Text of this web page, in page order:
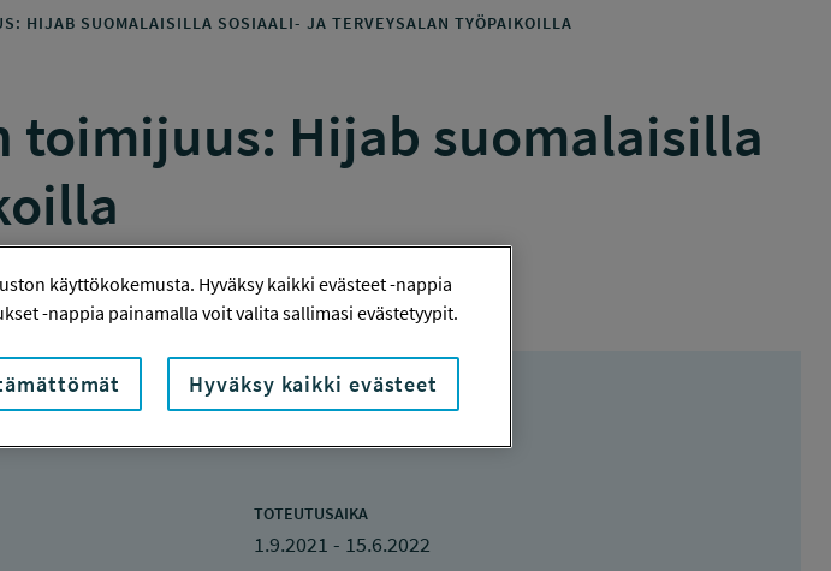
HIJAB SUOMALAISILLA SOSIAALI- JA TERVEYSALAN TYÖPAIKOILLA
Hijab suomalaisilla
TOTEUTUSAIKA
1.9.2021 - 15.6.2022
käyttökokemusta. Hyväksy kaikki evästeet -nappia
-nappia painamalla voit valita sallimasi evästetyypit.
Hyväksy kaikki evästeet